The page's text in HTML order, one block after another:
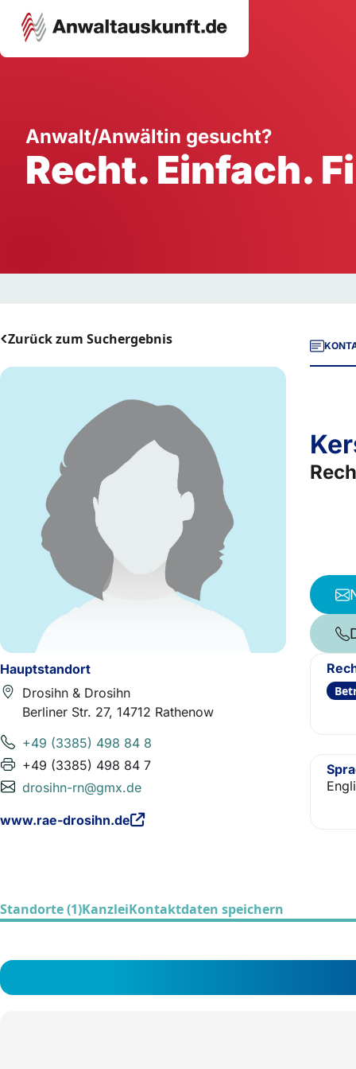
Ausbildung
Handwerk
Dienstleistung
Anwalt/Anwältin gesucht?
Recht. Einfach.
Zurück zum Suchergebnis
Hauptstandort
Drosihn & Drosihn
Berliner Str. 27, 14712 Rathenow
+49 (3385) 498 84 8
+49 (3385) 498 84 7
drosihn-rn@gmx.de
www.rae-drosihn.de
Standorte (1)KanzleiKontaktdaten speichern